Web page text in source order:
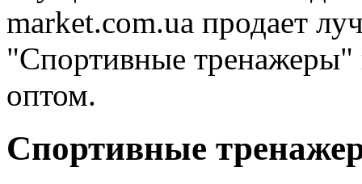
market.com.ua продает
"Спортивные
оптом.
Спортивные